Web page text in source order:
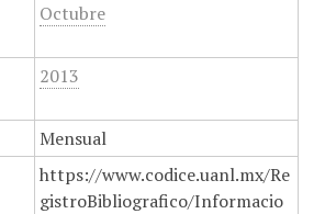
Octubre
2013
Mensual
https://www.codice.uanl.mx/Re
gistroBibliografico/Informacio